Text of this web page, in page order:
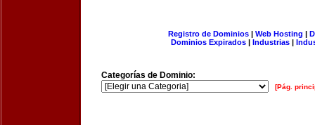
Registro de Dominios| Web Hosting |
Dominios Expirados | Industrias |
Categorías de Dominio:
[Pág.